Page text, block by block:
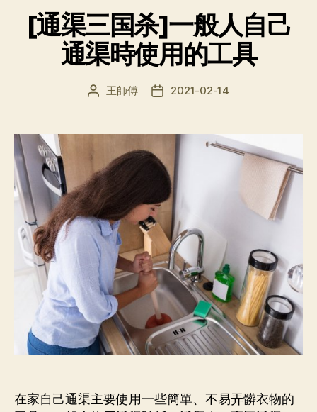
[通渠三国杀]一般人自己
通渠時使用的工具
文
者
王師傅
发
期
2021-02-14
在家自己通渠主要使用一些簡單、不易弄髒衣物的